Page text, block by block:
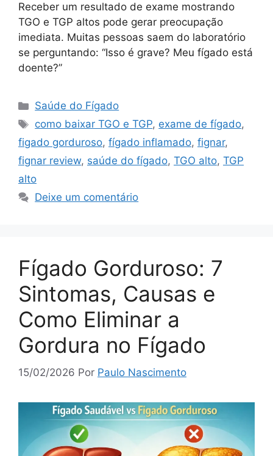
Receber um resultado de exame mostrando
TGO e TGP altos pode gerar preocupação
imediata. Muitas pessoas saem do laboratório
se perguntando: “Isso é grave? Meu fígado está
doente?”
Categorias
Saúde do Fígado
Tags
como baixar TGO e TGP, exame de fígado,
figado gorduroso, fígado inflamado, fignar,
fignar review, saúde do fígado, TGO alto, TGP
alto
Deixe um comentário
Fígado Gorduroso: 7
Sintomas, Causas e
Como Eliminar a
Gordura no Fígado
15/02/2026 Por Paulo Nascimento